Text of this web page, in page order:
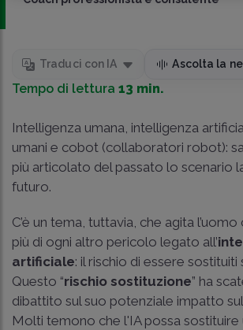
Traduci con IA Ascolta la
Tempo di lettura 13 min.
Intelligenza umana, intelligenza
umani e cobot (collaboratori robot):
più articolato del passato lo scenario
futuro.
C’è un tema, tuttavia, che agita
più di ogni altro pericolo legato all’
artificiale: il rischio di essere sostituiti
Questo “rischio sostituzione” ha
dibattito sul suo potenziale impatto
Molti temono che l'IA possa sostituire